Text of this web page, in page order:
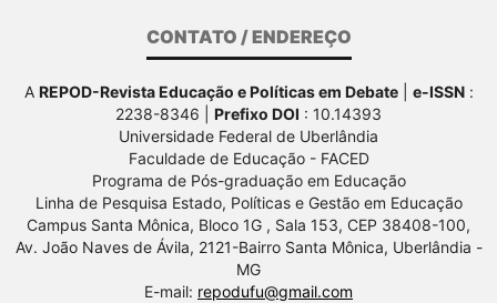
CONTATO / ENDEREÇO
A REPOD-Revista Educação e Políticas em Debate| e-ISSN:
2238-8346 | Prefixo DOI : 10.14393
Universidade Federal de Uberlândia
Faculdade de Educação - FACED
Programa de Pós-graduação em Educação
Linha de Pesquisa Estado, Políticas e Gestão em Educação
Campus Santa Mônica, Bloco 1G , Sala 153, CEP 38408-100,
Av. João Naves de Ávila, 2121-Bairro Santa Mônica, Uberlândia -
MG
E-mail: repodufu@gmail.com